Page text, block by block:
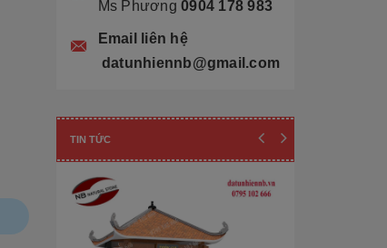
Ms Phương 0904 178 983
Email liên hệ
datunhiennb@gmail.com
TIN TỨC